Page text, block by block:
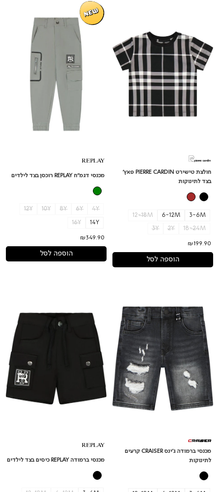
CARDIN
פאץ'
בצד
לתינוקות
חולצת טישירט PIERRE CARDIN פאץ'
בצד לתינוקות
3-6M
6-12M
12-18M
18-24M
2Y
3Y
₪199.90
הוספה לסל
מכנסי
דגמ"ח
REPLAY
מכנסי דגמ"ח REPLAY רוכסן בצד לילדים
4Y
6Y
8Y
10Y
12Y
14Y
16Y
₪349.90
הוספה לסל
ג'ינס
CRAISER
קרעים
לתינוקות
מכנסי ברמודה ג'ינס CRAISER קרעים
לתינוקות
כיסים
בצד
לילדים
מכנסי ברמודה REPLAY כיסים בצד לילדים